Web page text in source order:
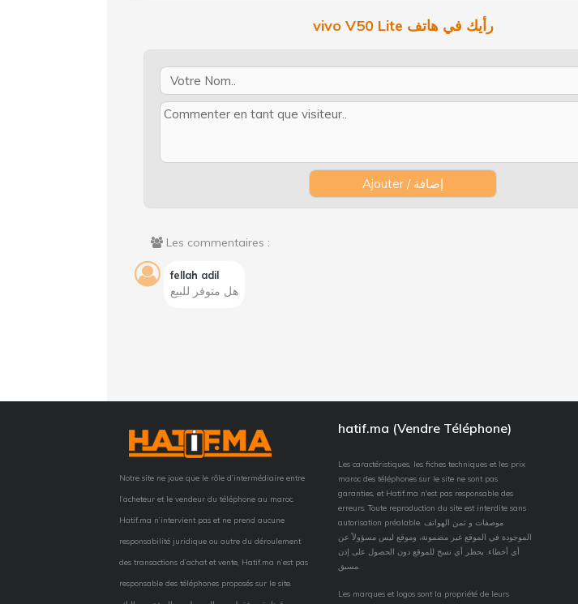
vivo V50 Lite رأيك في هاتف
Les commentaires :
fellah adil
هل متوفر للبيع
Notre site ne joue que le rôle d’intermédiaire entre
l’acheteur et le vendeur du téléphone au maroc.
Hatif.ma n’intervient pas et ne prend aucune
responsabilité juridique ou autre du déroulement
des transactions d’achat et vente, Hatif.ma n’est pas
responsable des téléphones proposés sur le site.
hatif.ma (Vendre Téléphone)
Les caractéristiques, les fiches techniques et les prix
maroc des téléphones sur le site ne sont pas
garanties, et Hatif.ma n'est pas responsable des
erreurs. Toute reproduction du site est interdite sans
autorisation préalable. موصفات و ثمن الهواتف
الموجودة في الموقع غير مضمونة، وموقع ليس مسؤولاً عن
أي أخطاء. يحظر أي نسخ للموقع دون الحصول على إذن
Les marques et logos sont la propriété de leurs